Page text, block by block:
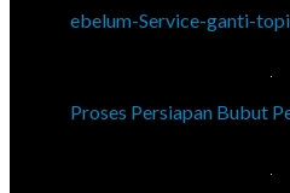
ebelum-Service-ganti-
Proses Persiapan Bubut